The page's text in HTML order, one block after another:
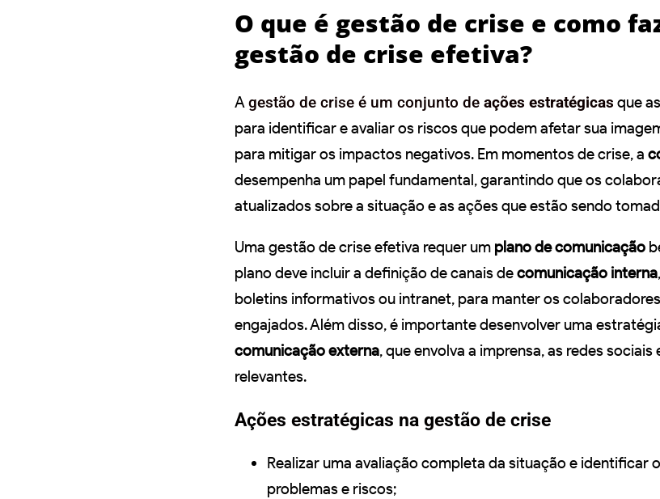
O que é gestão de crise e como
gestão de crise efetiva?
Agestão de crise é um conjunto de ações estratégicas que
para identificar e avaliar os riscos que podem afetar sua
para mitigar os impactos negativos. Em momentos de crise, a
desempenha um papel fundamental, garantindo que os
atualizados sobre a situação e as ações que estão sendo
Uma gestão de crise efetiva requer um plano de comunicação
plano deve incluir a definição de canais decomunicação interna
boletins informativos ou intranet, para manter os
engajados. Além disso, é importante desenvolver uma
comunicação externa, que envolva a imprensa, as redes
relevantes.
Ações estratégicas na gestão de crise
Realizar uma avaliação completa da situação e identificar
problemas e riscos;